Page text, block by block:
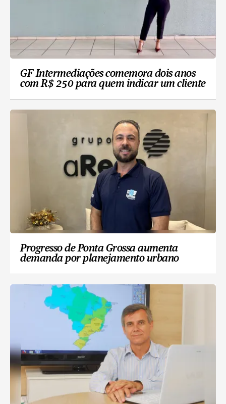
GF Intermediações comemora dois anos
com R$ 250 para quem indicar um cliente
Progresso de Ponta Grossa aumenta
demanda por planejamento urbano